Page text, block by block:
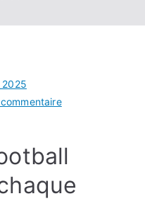
2025
sur